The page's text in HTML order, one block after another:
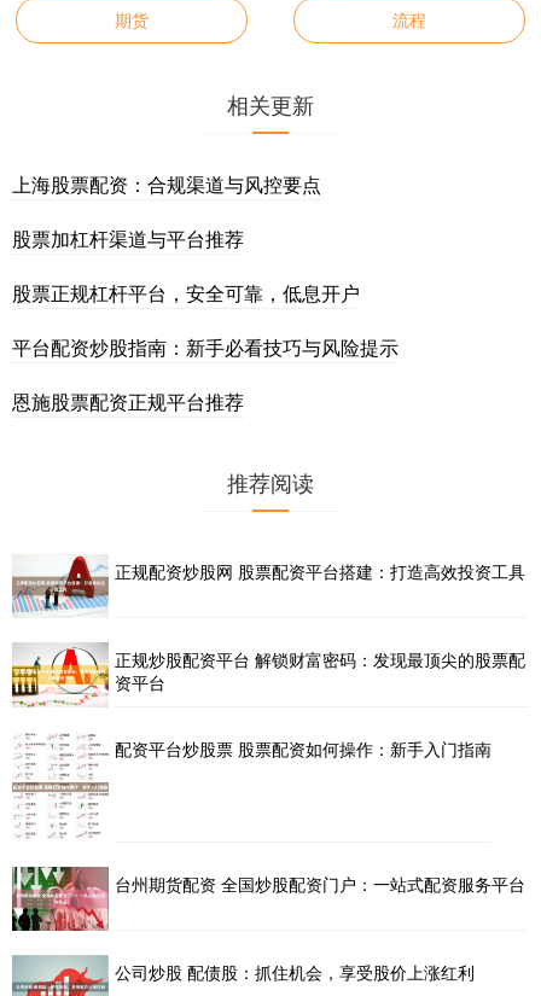
期货 流程
相关更新
上海股票配资：合规渠道与风控要点
股票加杠杆渠道与平台推荐
股票正规杠杆平台，安全可靠，低息开户
平台配资炒股指南：新手必看技巧与风险提示
恩施股票配资正规平台推荐
推荐阅读
正规配资炒股网 股票配资平台搭建：打造高效投资工具
正规炒股配资平台 解锁财富密码：发现最顶尖的股票配
资平台
配资平台炒股票 股票配资如何操作：新手入门指南
台州期货配资 全国炒股配资门户：一站式配资服务平台
公司炒股 配债股：抓住机会，享受股价上涨红利